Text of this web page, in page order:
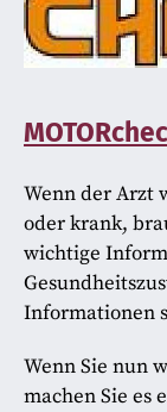
Wenn der Arzt
oder krank,
wichtige
Informationen
Wenn Sie nun
machen Sie es